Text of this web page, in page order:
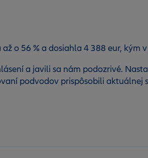
o 56 % a dosiahla 4 388 eur, kým
a javili sa nám podozrivé.
podvodov prispôsobili aktuálnej